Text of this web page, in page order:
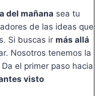
del mañana sea tu
de las ideas que
Si buscas ir más allá
Nosotros tenemos la
el primer paso hacia
visto